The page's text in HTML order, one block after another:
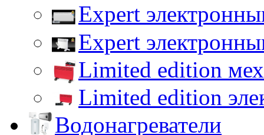
Expert
Expert
Limited edition
Limited edition
Водонагреватели